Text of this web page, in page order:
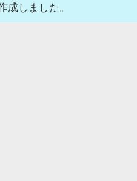
成しました。